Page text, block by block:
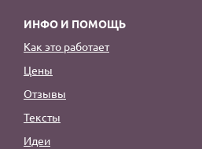
ИНФО И ПОМОЩЬ
Как это работает
Цены
Отзывы
Тексты
Идеи